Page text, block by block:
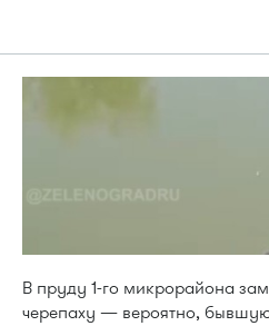
В пруду 1-го микрорайона
черепаху — вероятно,